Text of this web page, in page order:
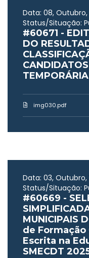
Data: 08, Outubro,
Status/Situação:
#60671 -
DO
img030.pdf
Data: 03, Outubro,
Status/Situação:
#60669 -
MUNICIPAIS
de
Escrita na
SMECDT